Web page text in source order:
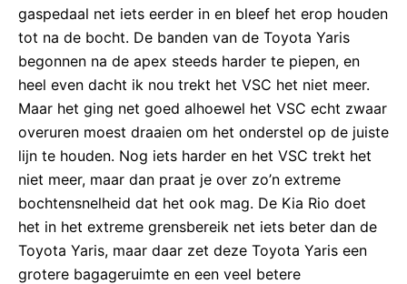
gaspedaal net iets eerder in en bleef het erop houden
tot na de bocht. De banden van de Toyota Yaris
begonnen na de apex steeds harder te piepen, en
heel even dacht ik nou trekt het VSC het niet meer.
Maar het ging net goed alhoewel het VSC echt zwaar
overuren moest draaien om het onderstel op de juiste
lijn te houden. Nog iets harder en het VSC trekt het
niet meer, maar dan praat je over zo’n extreme
bochtensnelheid dat het ook mag. De Kia Rio doet
het in het extreme grensbereik net iets beter dan de
Toyota Yaris, maar daar zet deze Toyota Yaris een
grotere bagageruimte en een veel betere